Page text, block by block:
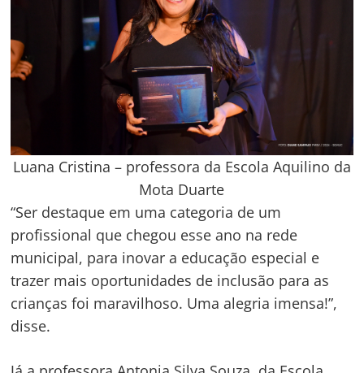
Luana Cristina – professora da Escola Aquilino da
Mota Duarte
“Ser destaque em uma categoria de um
profissional que chegou esse ano na rede
municipal, para inovar a educação especial e
trazer mais oportunidades de inclusão para as
crianças foi maravilhoso. Uma alegria imensa!”,
disse.